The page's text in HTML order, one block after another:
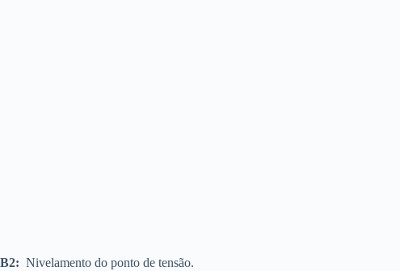
B2: Nivelamento do ponto de tensão.